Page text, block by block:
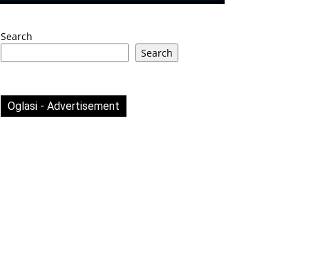
Search
Search
Oglasi - Advertisement